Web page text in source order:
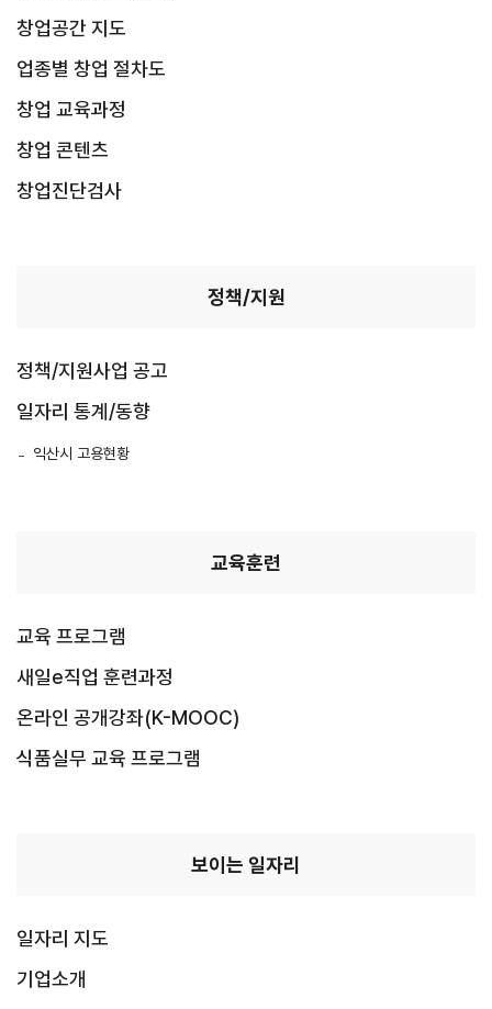
창업공간 지도
업종별 창업 절차도
창업 교육과정
창업 콘텐츠
창업진단검사
정책/지원
정책/지원사업 공고
일자리 통계/동향
익산시 고용현황
교육훈련
교육 프로그램
새일e직업 훈련과정
온라인 공개강좌(K-MOOC)
식품실무 교육 프로그램
보이는 일자리
일자리 지도
기업소개